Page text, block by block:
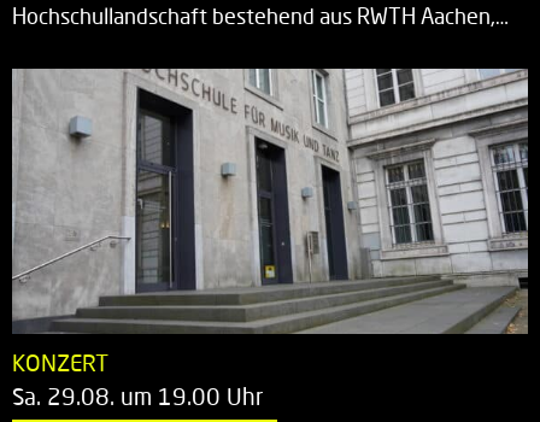
Hochschullandschaft bestehend aus RWTH Aachen,…
KONZERT
Sa. 29.08. um 19.00 Uhr